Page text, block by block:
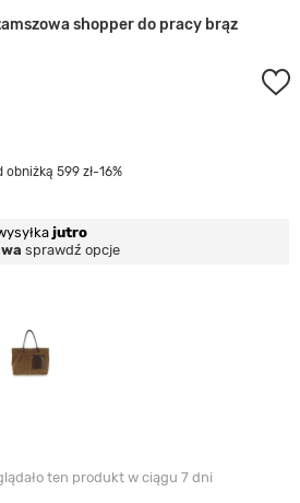
shopper do pracy brąz
599 zł-16%
jutro
sprawdź opcje
ten produkt w ciągu 7 dni